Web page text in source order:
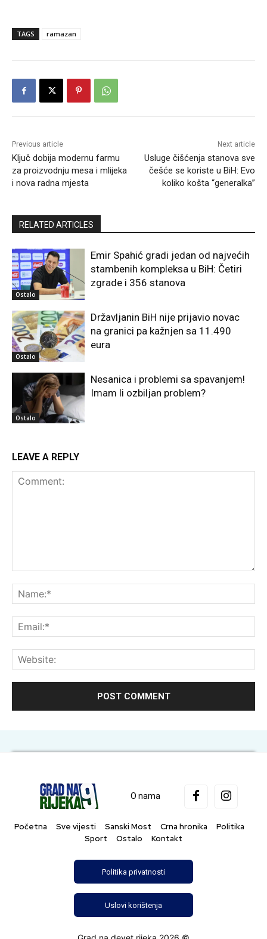
TAGS ramazan
Previous article
Ključ dobija modernu farmu
za proizvodnju mesa i mlijeka
i nova radna mjesta
Next article
Usluge čišćenja stanova sve
češće se koriste u BiH: Evo
koliko košta “generalka”
RELATED ARTICLES
Ostalo
Emir Spahić gradi jedan od najvećih
stambenih kompleksa u BiH: Četiri
zgrade i 356 stanova
Ostalo
Državljanin BiH nije prijavio novac
na granici pa kažnjen sa 11.490
eura
Ostalo
Nesanica i problemi sa spavanjem!
Imam li ozbiljan problem?
LEAVE A REPLY
O nama
Početna Sve vijesti Sanski Most Crna hronika
Politika
Sport
Ostalo Kontakt
Politika privatnosti
Uslovi korištenja